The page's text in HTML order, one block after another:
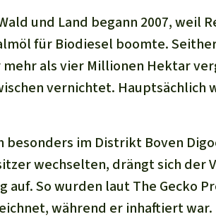
und Land begann 2007,weil
für Biodiesel boomte.
als vier Millionen Hektar
vernichtet. Hauptsächlich
besonders im Distrikt Boven
wechselten, drängt sich der
auf.So wurden laut The Gecko
während er inhaftiert war.